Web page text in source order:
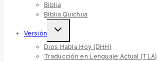
Biblia
Biblia Quichua
Versión
Dios Habla Hoy (DHH)
Traducción en Lenguaje Actual (TLA)